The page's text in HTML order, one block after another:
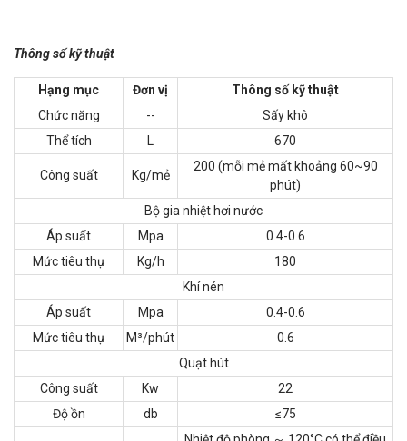
Thông số kỹ thuật
Hạng mục Đơn vị
Thông số kỹ thuật
Chức năng
--
Sấy khô
Thể tích
L 670
Công suất Kg/mẻ
200 (mỗi mẻ mất khoảng 60~90
phút)
Bộ gia nhiệt hơi nước
Áp suất
Mpa
0.4-0.6
Mức tiêu thụ
Kg/h
180
Khí nén
Áp suất
Mpa
0.4-0.6
Mức tiêu thụ
M³/phút
0.6
Quạt hút
Công suất
Kw
22
Độ ồn
db ≤75